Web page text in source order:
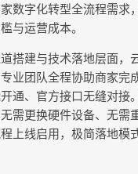
数字化转型全流程需求
与运营成本。
建与技术落地层面，
业团队全程协助商家完
通、官方接口无缝对接
需更换硬件设备、无需
上线启用，极简落地模